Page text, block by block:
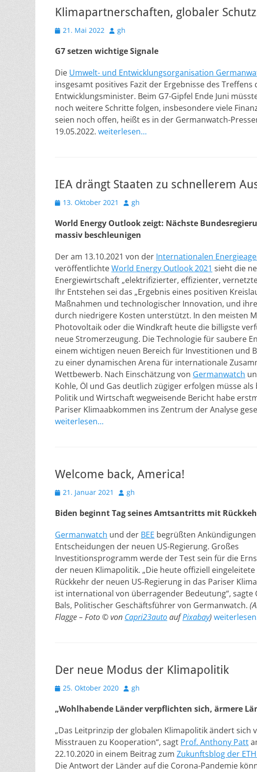
Klimapartnerschaften, globaler
Veröffentlicht
21. Mai 2022 Autor
gh
G7 setzen wichtige Signale
Die Umwelt- und Entwicklungsorganisation
insgesamt positives Fazit der Ergebnisse des Treffens
Entwicklungsminister. Beim G7-Gipfel Ende Juni
noch weitere Schritte folgen, insbesondere viele
seien noch offen, heißt es in der Germanwatch-
19.05.2022. weiterlesen…
IEA drängt Staaten zu schnellerem
Veröffentlicht
13. Oktober 2021 Autor
gh
World Energy Outlook zeigt: Nächste
massiv beschleunigen
Der am 13.10.2021 von der Internationalen
veröffentlichteWorld Energy Outlook 2021 sieht die
Energiewirtschaft „elektrifizierter, effizienter,
Ihr Entstehen sei das „Ergebnis eines positiven
Maßnahmen und technologischer Innovation, und
durch niedrigere Kosten unterstützt. In den meisten
Photovoltaik oder die Windkraft heute die billigste
neue Stromerzeugung. Die Technologie für saubere
einem wichtigen neuen Bereich für Investitionen und
zu einer dynamischen Arena für internationale
Wettbewerb. Nach Einschätzung von Germanwatch
Kohle, Öl und Gas deutlich zügiger erfolgen müsse
Politik und Wirtschaft wegweisende Bericht habe
Pariser Klimaabkommen ins Zentrum der Analyse
weiterlesen…
Welcome back, America!
Veröffentlicht
21. Januar 2021 Autor
gh
Biden beginnt Tag seines Amtsantritts mit
Germanwatch und der BEE begrüßten
Entscheidungen der neuen US-Regierung. Großes
Investitionsprogramm werde der Test sein für die
der neuen Klimapolitik. „Die heute offiziell
Rückkehr der neuen US-Regierung in das Pariser
ist international von überragender Bedeutung“, sagte
Bals, Politischer Geschäftsführer von Germanwatch.
Flagge – Foto © von Capri23autoaufPixabay)
Der neue Modus der Klimapolitik
Veröffentlicht
25. Oktober 2020 Autor
gh
„Wohlhabende Länder verpflichten sich, ärmere
„Das Leitprinzip der globalen Klimapolitik ändert sich
Misstrauen zu Kooperation“, sagt Prof. Anthony Patt
22.10.2020 in einem Beitrag zum Zukunftsblog der
Die Antwort der Länder auf die Corona-Pandemie